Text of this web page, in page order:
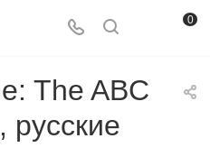
0
The ABC
русские